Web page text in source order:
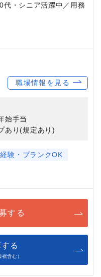
代・シニア活躍中／用務
職場情報を見る
始手当
あり(規定あり)
験・ブランクOK
する
る
含む）